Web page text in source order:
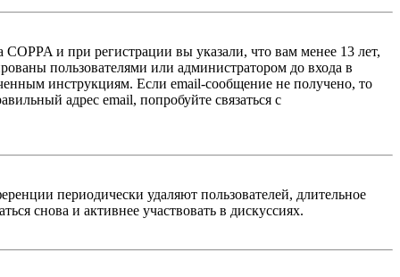
и при регистрации вы указали, что вам менее 13 лет,
пользователями или администратором до входа в
инструкциям. Если email-сообщение не получено, то
адрес email, попробуйте связаться с
периодически удаляют пользователей, длительное
снова и активнее участвовать в дискуссиях.